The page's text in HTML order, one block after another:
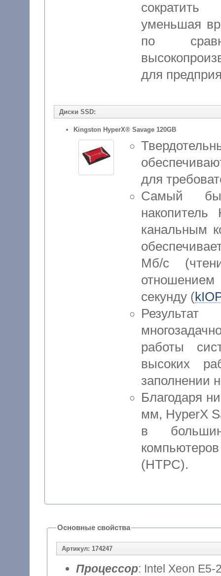
уменьшая
по
для
Диски SSD:
Kingston HyperX® Savage 120GB
для
Самый
канальным
Мб/с
секунду (
работы
высоких
заполнении
Благодаря
мм, HyperX
в
(HTPC).
Основные свойства
Артикул: 174247
Процессор: Intel Xeon E5-